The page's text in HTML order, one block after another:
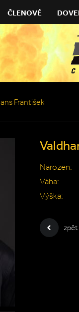
ČLENOVÉ
František
Narozen:
Váha:
Výška:
zpět